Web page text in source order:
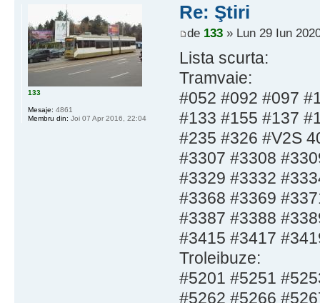
Re: Ştiri
de 133» Lun 29 Iun
Lista scurta:
Tramvaie:
#052 #092 #097
#133 #155 #137
#235 #326 #V2S
#3307 #3308
#3329 #3332
#3368 #3369
#3387 #3388
#3415 #3417
Troleibuze:
#5201 #5251
#5262 #5266
133
Mesaje: 4861
Membru din: Joi 07 Apr 2016, 22:04